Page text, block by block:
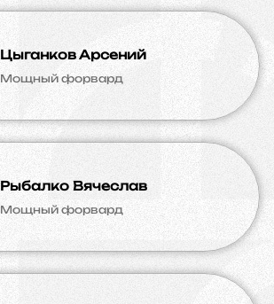
Цыганков Арсений
Мощный форвард
Рыбалко Вячеслав
Мощный форвард